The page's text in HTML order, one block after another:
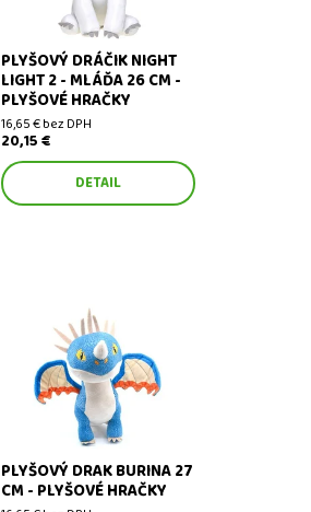
PLYŠOVÝ DRÁČIK NIGHT
LIGHT 2 - MLÁĎA 26 CM -
PLYŠOVÉ HRAČKY
16,65 € bez DPH
20,15 €
DETAIL
Plyšový drak Burina 27 cm -
plyšové hračky
PLYŠOVÝ DRAK BURINA 27
CM - PLYŠOVÉ HRAČKY